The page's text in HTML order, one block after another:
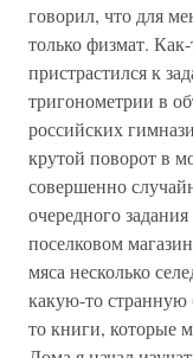
говорил, что для
только физмат.
пристрастился к
тригонометрии в
российских
крутой поворот в
совершенно
очередного
поселковом
мяса несколько
какую-то
то книги, которые